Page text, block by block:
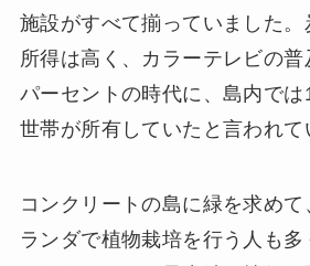
施設がすべて揃っていました
所得は高く、カラーテレビの
パーセントの時代に、島内で
世帯が所有していたと言われて
コンクリートの島に緑を求め
ランダで植物栽培を行う人も